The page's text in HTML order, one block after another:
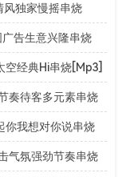
独家慢摇串烧
告生意兴隆串烧
经典Hi串烧[Mp3]
奏待客多元素串烧
你我想对你说串烧
气氛强劲节奏串烧